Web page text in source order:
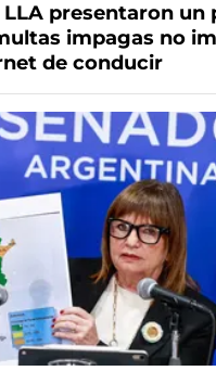
presentaron un
impagas no
de conducir